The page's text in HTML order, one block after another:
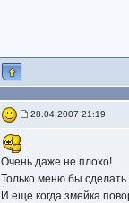
28.04.2007 21:19
Очень даже не плохо!
Только меню бы сделать
И еще когда змейка